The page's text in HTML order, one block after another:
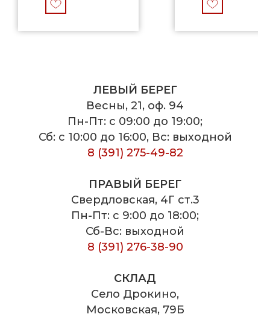
ЛЕВЫЙ БЕРЕГ
Весны, 21, оф. 94
Пн-Пт: с 09:00 до 19:00;
Сб: с 10:00 до 16:00, Вс: выходной
8 (391) 275-49-82
ПРАВЫЙ БЕРЕГ
Свердловская, 4Г ст.3
Пн-Пт: с 9:00 до 18:00;
Сб-Вс: выходной
8 (391) 276-38-90
СКЛАД
Село Дрокино,
Московская, 79Б